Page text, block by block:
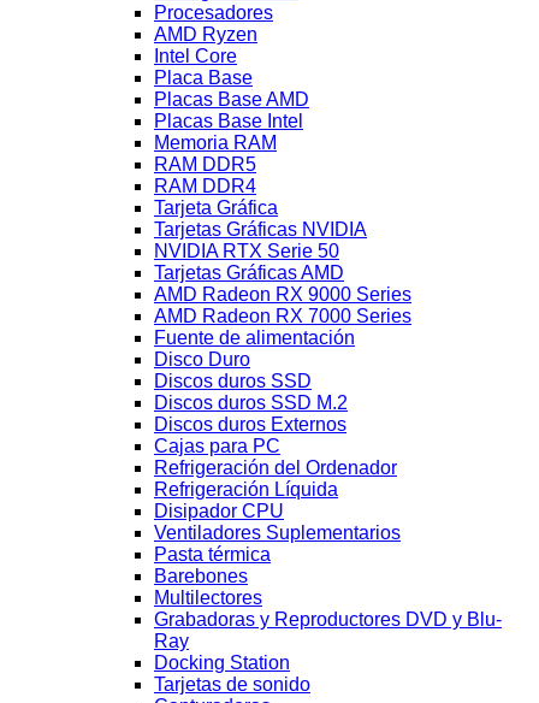
Procesadores
AMD Ryzen
Intel Core
Placa Base
Placas Base AMD
Placas Base Intel
Memoria RAM
RAM DDR5
RAM DDR4
Tarjeta Gráfica
Tarjetas Gráficas NVIDIA
NVIDIA RTX Serie 50
Tarjetas Gráficas AMD
AMD Radeon RX 9000 Series
AMD Radeon RX 7000 Series
Fuente de alimentación
Disco Duro
Discos duros SSD
Discos duros SSD M.2
Discos duros Externos
Cajas para PC
Refrigeración del Ordenador
Refrigeración Líquida
Disipador CPU
Ventiladores Suplementarios
Pasta térmica
Barebones
Multilectores
Grabadoras y Reproductores DVD y Blu-
Ray
Docking Station
Tarjetas de sonido